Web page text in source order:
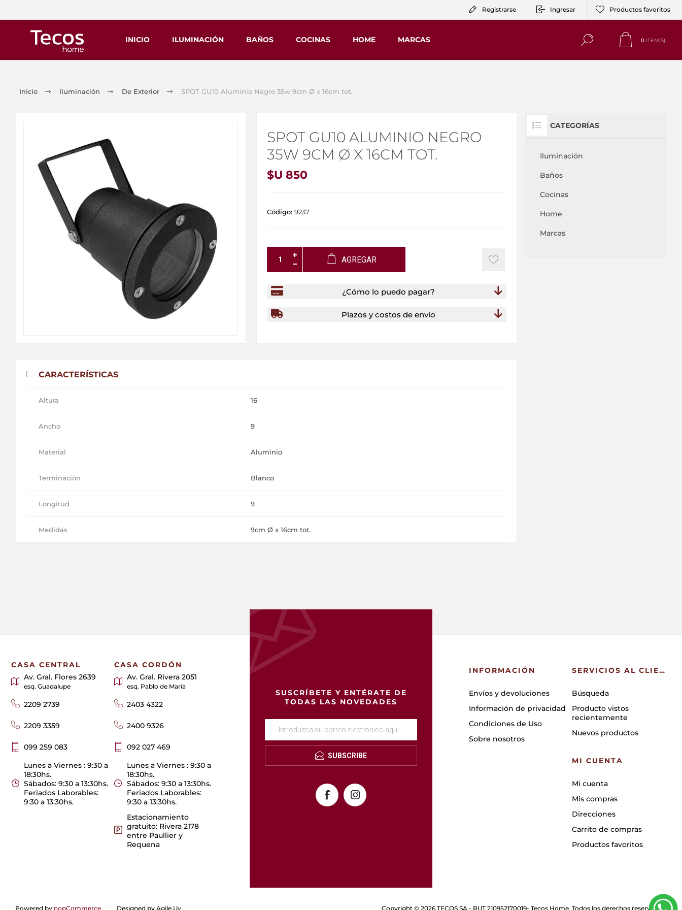
Registrarse Ingresar Productos favoritos
INICIO ILUMINACIÓN BAÑOS COCINAS HOME MARCAS 0 ITEM(S)
Inicio Iluminación De Exterior SPOT GU10 Aluminio Negro 35w 9cm Ø x 16cm tot.
SPOT GU10 ALUMINIO NEGRO
35W 9CM Ø X 16CM TOT.
$U 850
Código: 9237
AGREGAR
¿Cómo lo puedo pagar?
Plazos y costos de envío
CARACTERÍSTICAS
Altura 16
Ancho 9
Material Aluminio
Terminación Blanco
Longitud 9
Medidas 9cm Ø x 16cm tot.
CATEGORÍAS
Iluminación
Baños
Cocinas
Home
Marcas
SUSCRÍBETE Y ENTÉRATE DE
TODAS LAS NOVEDADES
SUBSCRIBE
CASA CENTRAL
Av. Gral. Flores 2639
esq. Guadalupe
2209 2739
2209 3359
099 259 083
Lunes a Viernes : 9:30 a
18:30hs.
Sábados: 9:30 a 13:30hs.
Feriados Laborables:
9:30 a 13:30hs.
CASA CORDÓN
Av. Gral. Rivera 2051
esq. Pablo de María
2403 4322
2400 9326
092 027 469
Lunes a Viernes : 9:30 a
18:30hs.
Sábados: 9:30 a 13:30hs.
Feriados Laborables:
9:30 a 13:30hs.
Estacionamiento
gratuito: Rivera 2178
entre Paullier y
Requena
INFORMACIÓN
Envíos y devoluciones
Información de privacidad
Condiciones de Uso
Sobre nosotros
SERVICIOS AL CLIENTE
Búsqueda
Producto vistos
recientemente
Nuevos productos
MI CUENTA
Mi cuenta
Mis compras
Direcciones
Carrito de compras
Productos favoritos
Powered by nopCommerce Designed by Agile.Uy Copyright © 2026 TECOS SA - RUT 210952170019- Tecos Home. Todos los derechos reservados.